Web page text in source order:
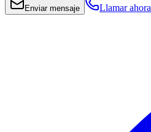
Enviar mensaje Llamar ahora